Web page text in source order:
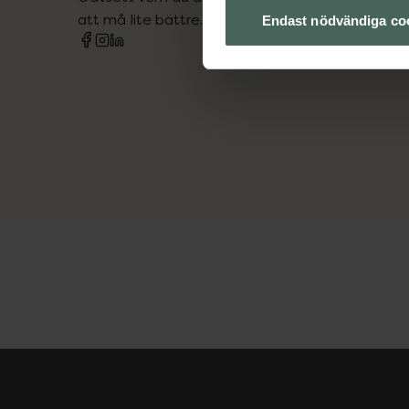
Endast nödvändiga
att må lite bättre. Välkommen att prata med